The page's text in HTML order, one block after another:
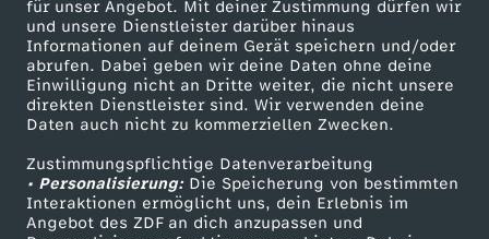
für unser Angebot. Mit deiner Zustimmung dürfen wir
und unsere Dienstleister darüber hinaus
Informationen auf deinem Gerät speichern und/oder
abrufen. Dabei geben wir deine Daten ohne deine
Einwilligung nicht an Dritte weiter, die nicht unsere
direkten Dienstleister sind. Wir verwenden deine
Daten auch nicht zu kommerziellen Zwecken.
Zustimmungspflichtige Datenverarbeitung
• Personalisierung:Die Speicherung von bestimmten
Interaktionen ermöglicht uns, dein Erlebnis im
Angebot des ZDF an dich anzupassen und
e
-
P
e
Mehr ZDF
ZDF-Apps
Smart TV
ZDFtext
Livestreams
Sendungen A-Z
TV-Programm
Service
ZDFmitreden
Kontakt zum ZDF
Tickets
Zuschauerservice
Hilfe